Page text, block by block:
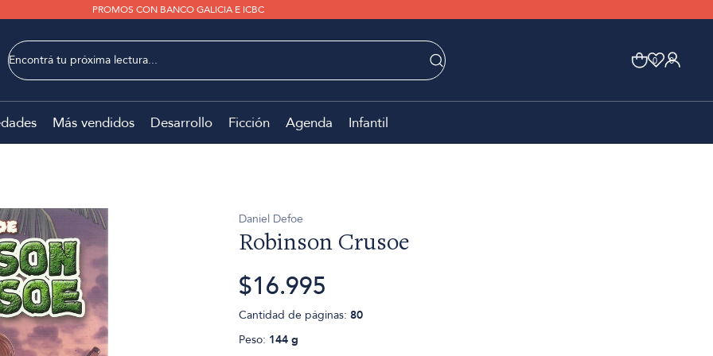
PROMOS CON BANCO GALICIA E ICBC
0 0
Más vendidos Desarrollo Ficción Agenda Infantil
Daniel Defoe
Robinson Crusoe
$16.995
Cantidad de páginas: 80
Peso: 144 g